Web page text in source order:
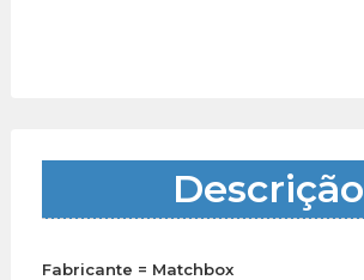
Descrição
Fabricante = Matchbox